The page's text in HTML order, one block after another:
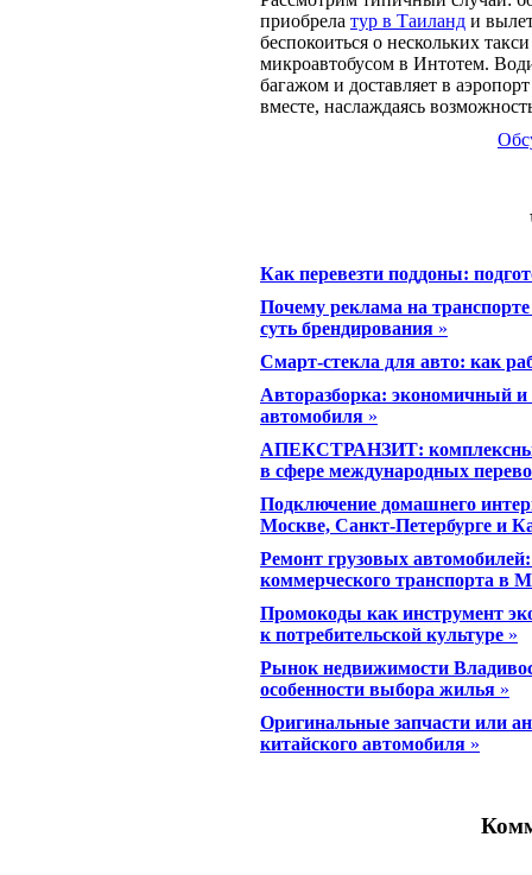
приобрела тур в Таиланд и
беспокоиться о нескольких
микроавтобусом в Интотем.
багажом и доставляет в
вместе, наслаждаясь
Как перевезти поддоны:
Почему реклама на
суть брендирования »
Смарт-стекла для авто: как
Авторазборка: экономичный и
автомобиля »
АПЕКСТРАНЗИТ: комплексные
в сфере международных
Подключение домашнего
Москве, Санкт-Петербурге и
Ремонт грузовых
коммерческого транспорта в
Промокоды как инструмент
к потребительской культуре »
Рынок недвижимости
особенности выбора жилья »
Оригинальные запчасти или
китайского автомобиля »